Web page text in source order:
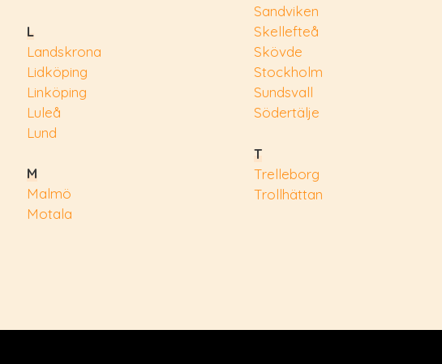
L
Landskrona
Lidköping
Linköping
Luleå
Lund
M
Malmö
Motala
Sandviken
Skellefteå
Skövde
Stockholm
Sundsvall
Södertälje
T
Trelleborg
Trollhättan